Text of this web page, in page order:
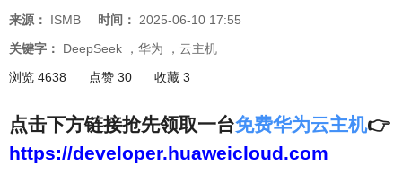
来源： ISMB 时间： 2025-06-10 17:55
关键字： DeepSeek ， 华为 ， 云主机
浏览 4638
点赞 30 收藏 3
点击下方链接抢先领取一台免费华为云主机👉
https://developer.huaweicloud.com